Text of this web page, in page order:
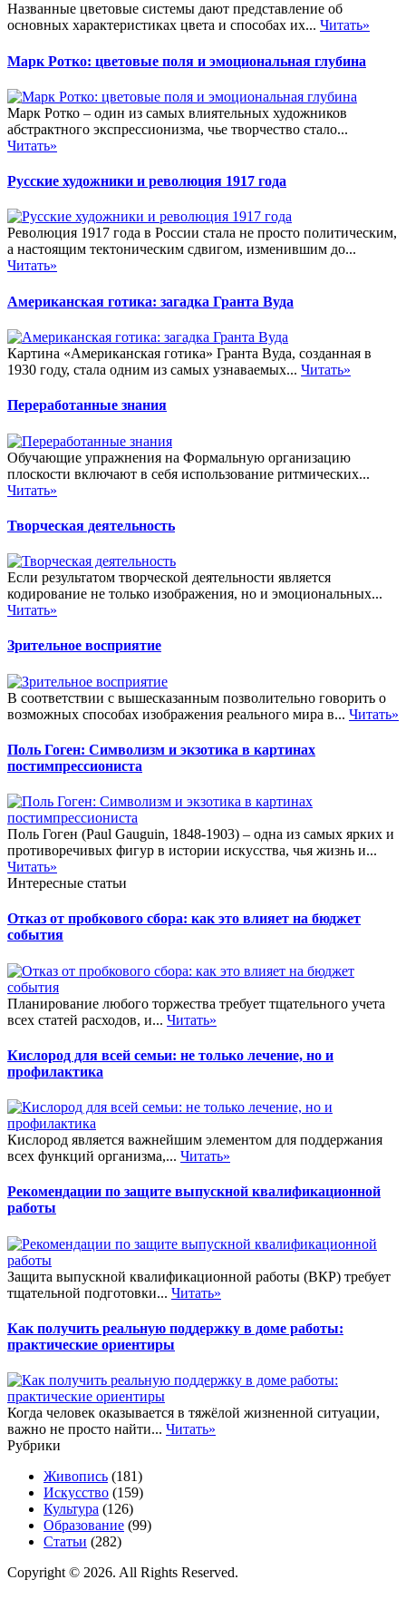
Названные цветовые системы дают представление об
основных характеристиках цвета и способах их... Читать»
Марк Ротко: цветовые поля и эмоциональная глубина
Марк Ротко – один из самых влиятельных художников
абстрактного экспрессионизма, чье творчество стало...
Читать»
Русские художники и революция 1917 года
Революция 1917 года в России стала не просто политическим,
а настоящим тектоническим сдвигом, изменившим до...
Читать»
Американская готика: загадка Гранта Вуда
Картина «Американская готика» Гранта Вуда, созданная в
1930 году, стала одним из самых узнаваемых... Читать»
Переработанные знания
Обучающие упражнения на Формальную организацию
плоскости включают в себя использование ритмических...
Читать»
Творческая деятельность
Если результатом творческой деятельности является
кодирование не только изображения, но и эмоциональных...
Читать»
Зрительное восприятие
В соответствии с вышесказанным позволительно говорить о
возможных способах изображения реального мира в... Читать»
Поль Гоген: Символизм и экзотика в картинах
постимпрессиониста
Поль Гоген (Paul Gauguin, 1848-1903) – одна из самых ярких и
противоречивых фигур в истории искусства, чья жизнь и...
Читать»
Интересные статьи
Отказ от пробкового сбора: как это влияет на бюджет
события
Планирование любого торжества требует тщательного учета
всех статей расходов, и... Читать»
Кислород для всей семьи: не только лечение, но и
профилактика
Кислород является важнейшим элементом для поддержания
всех функций организма,... Читать»
Рекомендации по защите выпускной квалификационной
работы
Защита выпускной квалификационной работы (ВКР) требует
тщательной подготовки... Читать»
Как получить реальную поддержку в доме работы:
практические ориентиры
Когда человек оказывается в тяжёлой жизненной ситуации,
важно не просто найти... Читать»
Рубрики
Живопись (181)
Искусство (159)
Культура (126)
Образование (99)
Статьи (282)
Copyright © 2026. All Rights Reserved.